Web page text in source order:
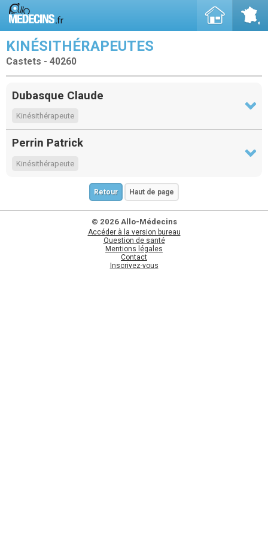
KINÉSITHÉRAPEUTES
Castets - 40260
Dubasque Claude
Kinésithérapeute
Perrin Patrick
Kinésithérapeute
Retour Haut de page
© 2026 Allo-Médecins
Accéder à la version bureau
Question de santé
Mentions légales
Contact
Inscrivez-vous